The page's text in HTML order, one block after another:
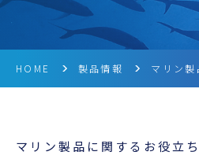
研究開発
企業情報
ニュース
HOME 製品情報 マリン製
マリン製品に関するお役立